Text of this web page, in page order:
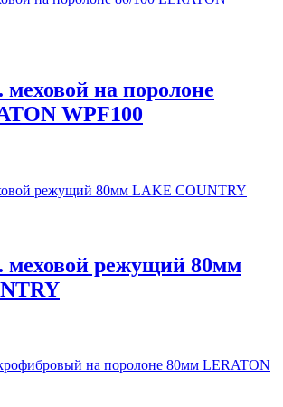
на поролоне
WPF100
меховой режущий 80мм